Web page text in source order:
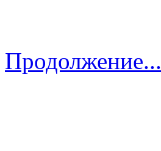
Продолжение...